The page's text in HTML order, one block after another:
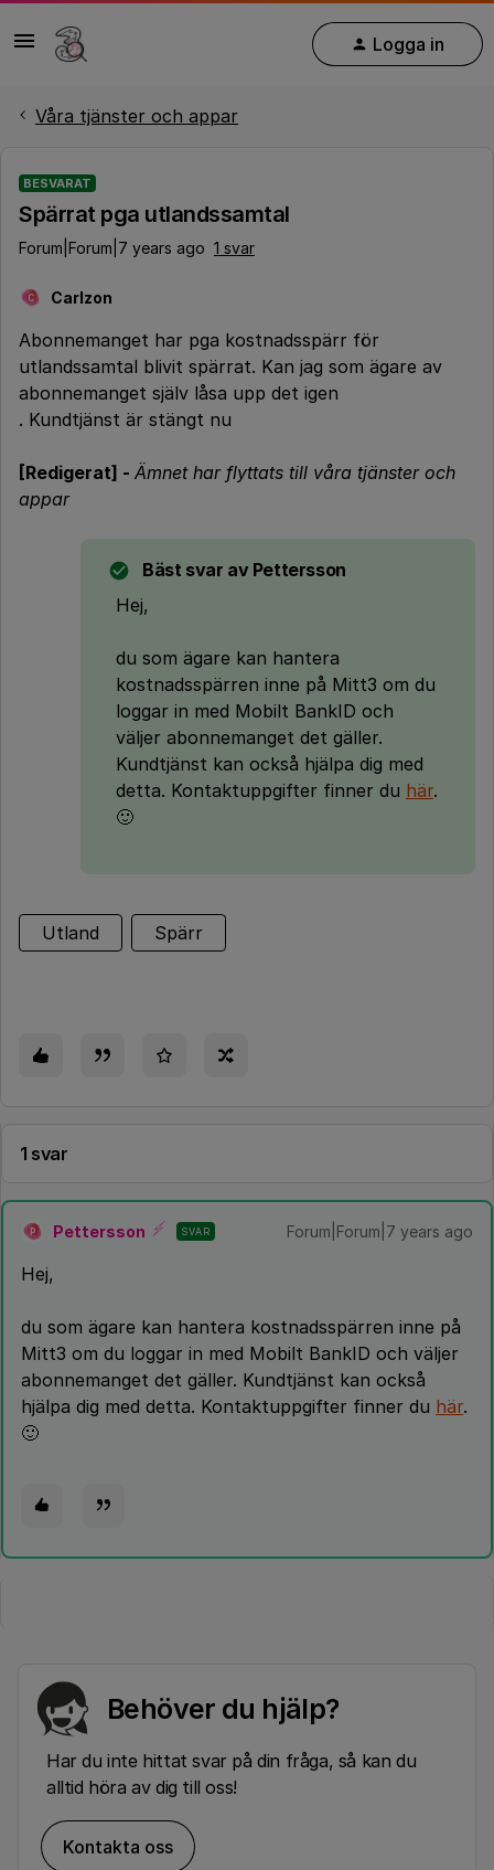
Logga in
Våra tjänster och appar
BESVARAT
Spärrat pga utlandssamtal
Forum|Forum|7 years ago 1 svar
C Carlzon
Abonnemanget har pga kostnadsspärr för
utlandssamtal blivit spärrat. Kan jag som ägare av
abonnemanget själv låsa upp det igen
. Kundtjänst är stängt nu
[Redigerat] - Ämnet har flyttats till våra tjänster och
appar
Bäst svar av Pettersson
Hej,
du som ägare kan hantera
kostnadsspärren inne på Mitt3 om du
loggar in med Mobilt BankID och
väljer abonnemanget det gäller.
Kundtjänst kan också hjälpa dig med
detta. Kontaktuppgifter finner du här.
🙂
Utland Spärr
1 svar
P Pettersson SVAR Forum|Forum|7 years ago
Hej,
du som ägare kan hantera kostnadsspärren inne på
Mitt3 om du loggar in med Mobilt BankID och väljer
abonnemanget det gäller. Kundtjänst kan också
hjälpa dig med detta. Kontaktuppgifter finner du här.
🙂
Behöver du hjälp?
Har du inte hittat svar på din fråga, så kan du
alltid höra av dig till oss!
Kontakta oss